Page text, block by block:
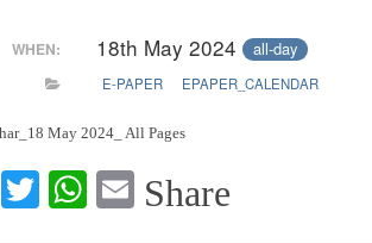
जनार्दन भगत शिक्षण प्रसारक संस्थेच्या मुख्य
पालेखुर्द येथील जि.प. शाळेच्या नूतन इमारतीचे लोकनेते
हर घर तिरंगा अभियानासंदर्भात पनवेलमध्ये बैठक
WHEN: 18th May 2024 all-day
E-PAPER EPAPER_CALENDAR
May 2024_ All Pages
Fa T
W E
Share